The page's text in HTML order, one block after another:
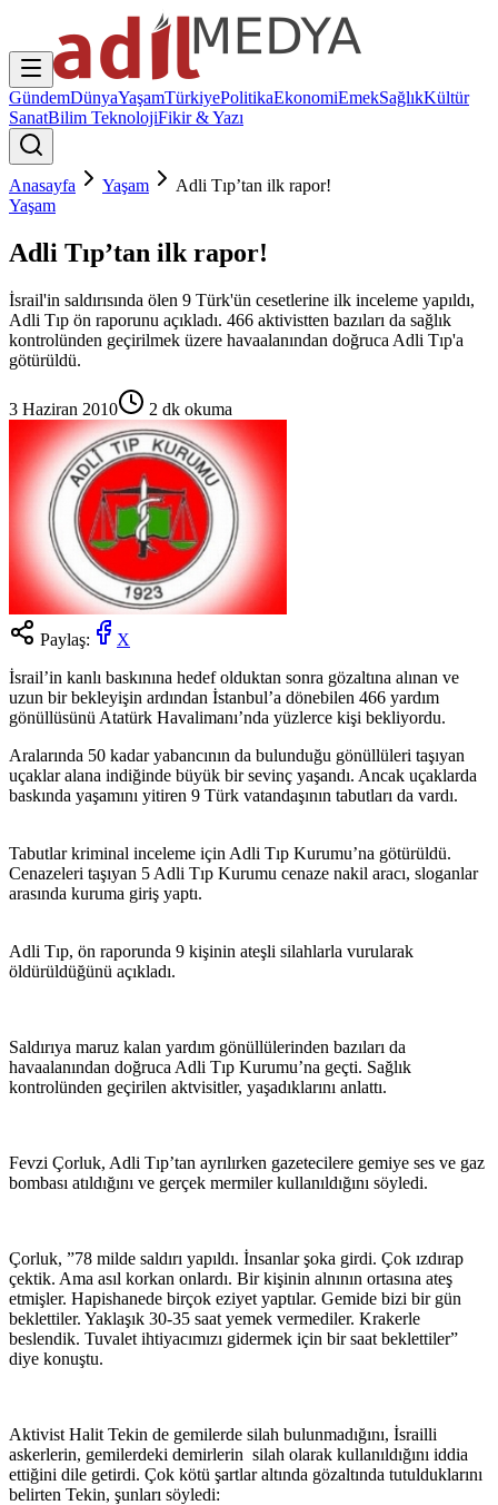
GündemDünyaYaşamTürkiyePolitikaEkonomiEmekSağlıkKültür
SanatBilim TeknolojiFikir & Yazı
Anasayfa Yaşam
Adli Tıp’tan ilk rapor!
Yaşam
Adli Tıp’tan ilk rapor!
İsrail'in saldırısında ölen 9 Türk'ün cesetlerine ilk inceleme yapıldı,
Adli Tıp ön raporunu açıkladı. 466 aktivistten bazıları da sağlık
kontrolünden geçirilmek üzere havaalanından doğruca Adli Tıp'a
götürüldü.
3 Haziran 2010 2 dk okuma
Paylaş:
X
İsrail’in kanlı baskınına hedef olduktan sonra gözaltına alınan ve
uzun bir bekleyişin ardından İstanbul’a dönebilen 466 yardım
gönüllüsünü Atatürk Havalimanı’nda yüzlerce kişi bekliyordu.
Aralarında 50 kadar yabancının da bulunduğu gönüllüleri taşıyan
uçaklar alana indiğinde büyük bir sevinç yaşandı. Ancak uçaklarda
baskında yaşamını yitiren 9 Türk vatandaşının tabutları da vardı.
Tabutlar kriminal inceleme için Adli Tıp Kurumu’na götürüldü.
Cenazeleri taşıyan 5 Adli Tıp Kurumu cenaze nakil aracı, sloganlar
arasında kuruma giriş yaptı.
Adli Tıp, ön raporunda 9 kişinin ateşli silahlarla vurularak
öldürüldüğünü açıkladı.
Saldırıya maruz kalan yardım gönüllülerinden bazıları da
havaalanından doğruca Adli Tıp Kurumu’na geçti. Sağlık
kontrolünden geçirilen aktvisitler, yaşadıklarını anlattı.
Fevzi Çorluk, Adli Tıp’tan ayrılırken gazetecilere gemiye ses ve gaz
bombası atıldığını ve gerçek mermiler kullanıldığını söyledi.
Çorluk, ”78 milde saldırı yapıldı. İnsanlar şoka girdi. Çok ızdırap
çektik. Ama asıl korkan onlardı. Bir kişinin alnının ortasına ateş
etmişler. Hapishanede birçok eziyet yaptılar. Gemide bizi bir gün
beklettiler. Yaklaşık 30-35 saat yemek vermediler. Krakerle
beslendik. Tuvalet ihtiyacımızı gidermek için bir saat beklettiler”
diye konuştu.
Aktivist Halit Tekin de gemilerde silah bulunmadığını, İsrailli
askerlerin, gemilerdeki demirlerin silah olarak kullanıldığını iddia
ettiğini dile getirdi. Çok kötü şartlar altında gözaltında tutulduklarını
belirten Tekin, şunları söyledi: